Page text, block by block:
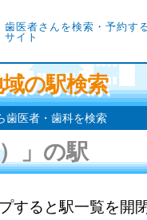
歯医者さんを検索・予約す
サイト
の駅検索
歯医者・歯科を検索
）」の駅
すると駅一覧を開